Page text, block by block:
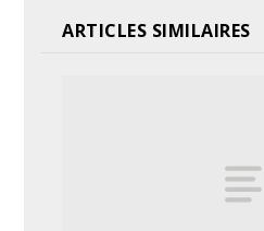
ARTICLES SIMILAIRES